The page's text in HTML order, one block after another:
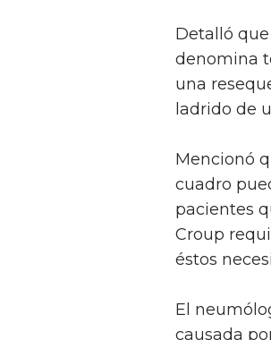
Detalló
denomina
una
ladrido de
Mencionó
cuadro
pacientes
Croup
éstos
El
causada